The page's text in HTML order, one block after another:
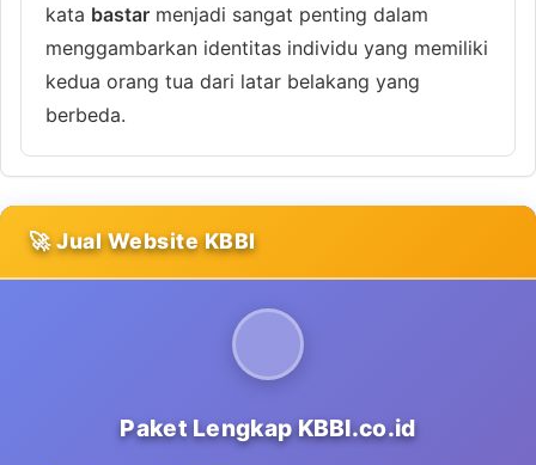
kata bastar menjadi sangat penting dalam
menggambarkan identitas individu yang memiliki
kedua orang tua dari latar belakang yang
berbeda.
🚀 Jual Website KBBI
Paket Lengkap KBBI.co.id